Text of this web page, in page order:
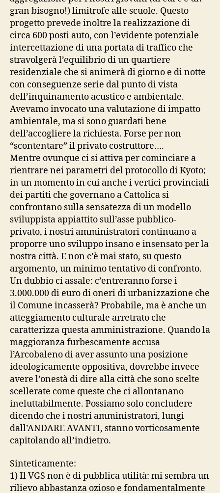
gran bisogno!) limitrofe alle scuole. Questo
progetto prevede inoltre la realizzazione di
circa 600 posti auto, con l’evidente potenziale
intercettazione di una portata di traffico che
stravolgerà l’equilibrio di un quartiere
residenziale che si animerà di giorno e di notte
con conseguenze serie dal punto di vista
dell’inquinamento acustico e ambientale.
Avevamo invocato una valutazione di impatto
ambientale, ma si sono guardati bene
dell’accogliere la richiesta. Forse per non
“scontentare” il privato costruttore….
Mentre ovunque ci si attiva per cominciare a
rientrare nei parametri del protocollo di Kyoto;
in un momento in cui anche i vertici provinciali
dei partiti che governano a Cattolica si
confrontano sulla sensatezza di un modello
sviluppista appiattito sull’asse pubblico-
privato, i nostri amministratori continuano a
proporre uno sviluppo insano e insensato per la
nostra città. E non c’è mai stato, su questo
argomento, un minimo tentativo di confronto.
Un dubbio ci assale: c’entreranno forse i
3.000.000 di euro di oneri di urbanizzazione che
il Comune incasserà? Probabile, ma è anche un
atteggiamento culturale arretrato che
caratterizza questa amministrazione. Quando la
maggioranza furbescamente accusa
l’Arcobaleno di aver assunto una posizione
ideologicamente oppositiva, dovrebbe invece
avere l’onestà di dire alla città che sono scelte
scellerate come queste che ci allontanano
ineluttabilmente. Possiamo solo concludere
dicendo che i nostri amministratori, lungi
dall’ANDARE AVANTI, stanno vorticosamente
capitolando all’indietro.
Sinteticamente:
1) Il VGS non è di pubblica utilità: mi sembra un
rilievo abbastanza ozioso e fondamentalmente